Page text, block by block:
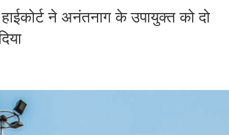
ने अनंतनाग के उपायुक्त को दो